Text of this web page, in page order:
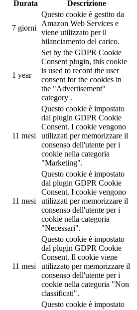
Durata Descrizione
7 giorni
Questo cookie è gestito da
Amazon Web Services e
viene utilizzato per il
bilanciamento del carico.
1 year
Set by the GDPR Cookie
Consent plugin, this cookie
is used to record the user
consent for the cookies in
the "Advertisement"
category .
11 mesi
Questo cookie è impostato
dal plugin GDPR Cookie
Consent. I cookie vengono
utilizzati per memorizzare il
consenso dell'utente per i
cookie nella categoria
"Marketing".
11 mesi
Questo cookie è impostato
dal plugin GDPR Cookie
Consent. I cookie vengono
utilizzati per memorizzare il
consenso dell'utente per i
cookie nella categoria
"Necessari".
11 mesi
Questo cookie è impostato
dal plugin GDPR Cookie
Consent. Il cookie viene
utilizzato per memorizzare il
consenso dell'utente per i
cookie nella categoria "Non
classificati".
Questo cookie è impostato